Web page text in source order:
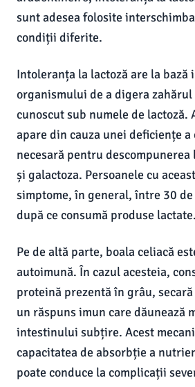
sunt adesea folosite
condiții diferite.
Intoleranța la lactoză are la bază
organismului de a digera
cunoscut sub numele de lactoză.
apare din cauza unei deficiențe a
necesară pentru
și galactoza. Persoanele cu
simptome, în general, între 30
după ce consumă produse lactate.
Pe de altă parte, boala celiacă
autoimună. În cazul acesteia,
proteină prezentă în grâu,
un răspuns imun care dăunează
intestinului subțire. Acest
capacitatea de absorbție a
poate conduce la complicații